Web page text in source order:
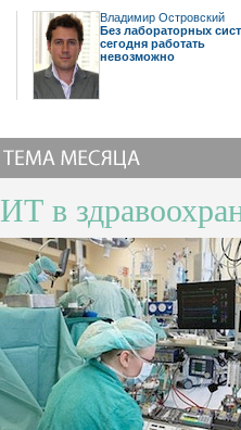
Владимир Островский
Без лабораторных
сегодня работать
невозможно
ИТ в